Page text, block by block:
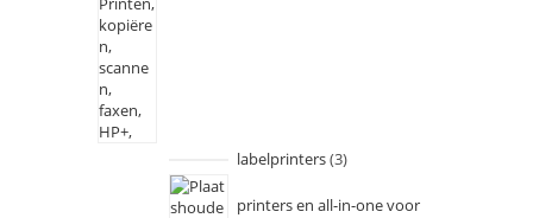
labelprinters 3
printers en all-in-one voor